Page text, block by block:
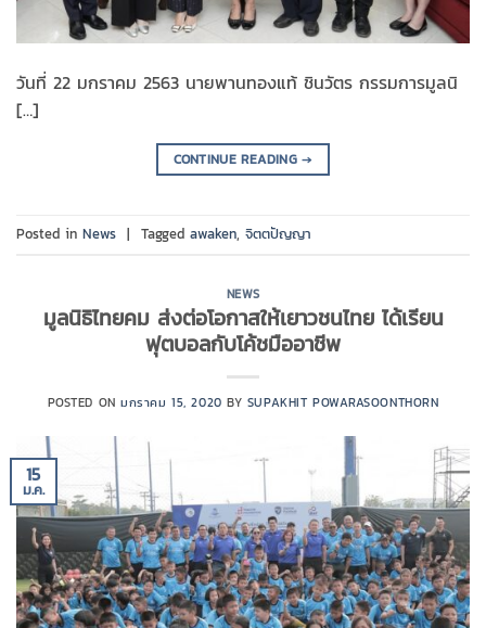
วันที่ 22 มกราคม 2563 นายพานทองแท้ ชินวัตร กรรมการมูลนิ
[…]
CONTINUE READING→
Posted in News | Tagged awaken, จิตตปัญญา
NEWS
มูลนิธิไทยคม ส่งต่อโอกาสให้เยาวชนไทย ได้เรียน
ฟุตบอลกับโค้ชมืออาชีพ
POSTED ONมกราคม 15, 2020 BY SUPAKHIT POWARASOONTHORN
15
ม.ค.